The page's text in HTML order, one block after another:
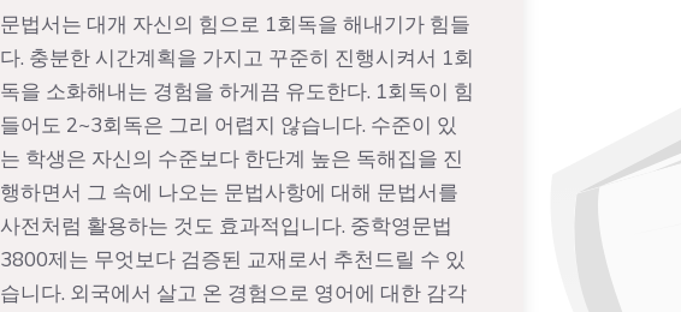
문법서는 대개 자신의 힘으로 1회독을 해내기가 힘들
다. 충분한 시간계획을 가지고 꾸준히 진행시켜서 1회
독을 소화해내는 경험을 하게끔 유도한다. 1회독이 힘
들어도 2~3회독은 그리 어렵지 않습니다. 수준이 있
는 학생은 자신의 수준보다 한단계 높은 독해집을 진
행하면서 그 속에 나오는 문법사항에 대해 문법서를
사전처럼 활용하는 것도 효과적입니다. 중학영문법
3800제는 무엇보다 검증된 교재로서 추천드릴 수 있
습니다. 외국에서 살고 온 경험으로 영어에 대한 감각